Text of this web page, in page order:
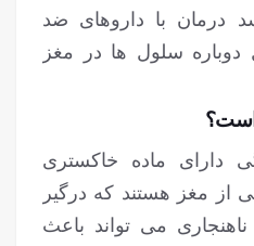
با داروهای ضد
سلول ها در مغز
است؟
دارای ماده خاکستری
مغز هستند که درگیر
می تواند باعث